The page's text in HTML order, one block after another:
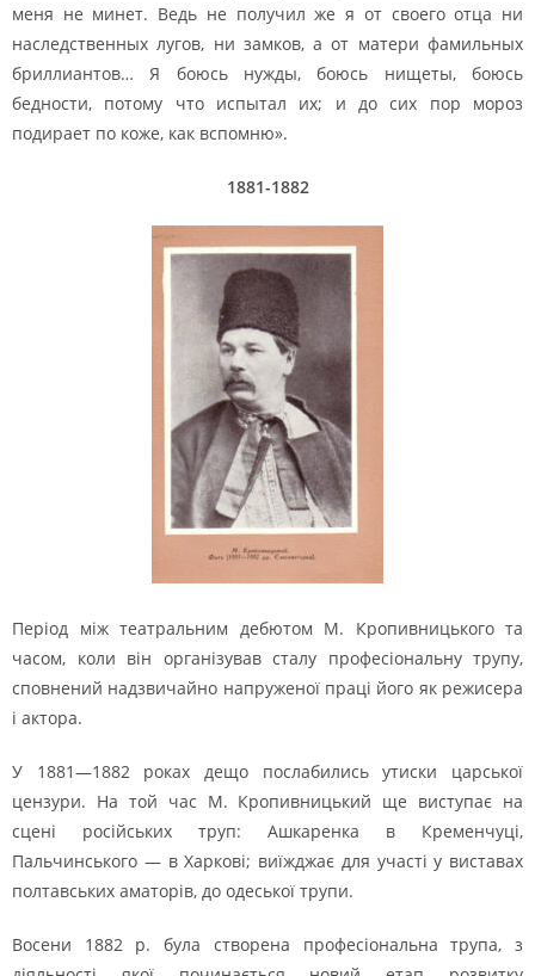
меня не минет. Ведь не получил же я от своего отца ни
наследственных лугов, ни замков, а от матери фамильных
бриллиантов… Я боюсь нужды, боюсь нищеты, боюсь
бедности, потому что испытал их; и до сих пор мороз
подирает по коже, как вспомню».
1881-1882
Період між театральним дебютом М. Кропивницького та
часом, коли він організував сталу професіональну трупу,
сповнений надзвичайно напруженої праці його як режисера
і актора.
У 1881—1882 роках дещо послабились утиски царської
цензури. На той час М. Кропивницький ще виступає на
сцені російських труп: Ашкаренка в Кременчуці,
Пальчинського — в Харкові; виїжджає для участі у виставах
полтавських аматорів, до одеської трупи.
Восени 1882 р. була створена професіональна трупа, з